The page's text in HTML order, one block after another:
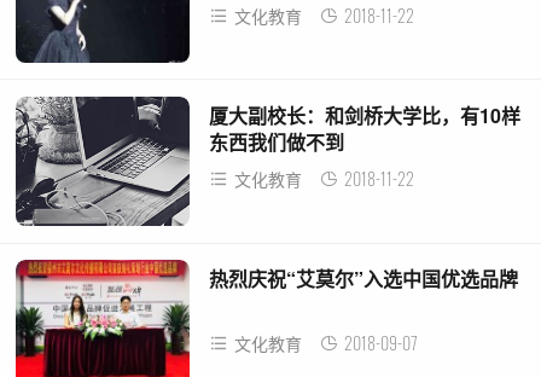
文化教育 2018-11-22
厦大副校长：和剑桥大学比，有10样
东西我们做不到
文化教育 2018-11-22
热烈庆祝“艾莫尔”入选中国优选品牌
文化教育 2018-09-07